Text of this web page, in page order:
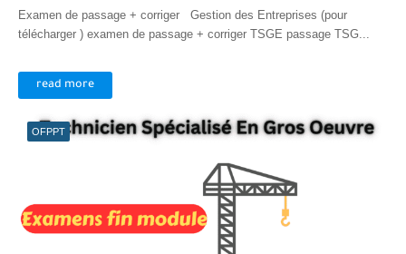
Examen de passage + corriger Gestion des Entreprises (pour
télécharger ) examen de passage + corriger TSGE passage TSG...
read more
OFPPT